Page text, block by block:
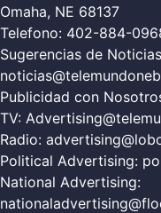
Omaha, NE 68137
Telefono: 402-884-
Sugerencias de
Publicidad con
TV:
Radio:
Political Advertising:
National Advertising: